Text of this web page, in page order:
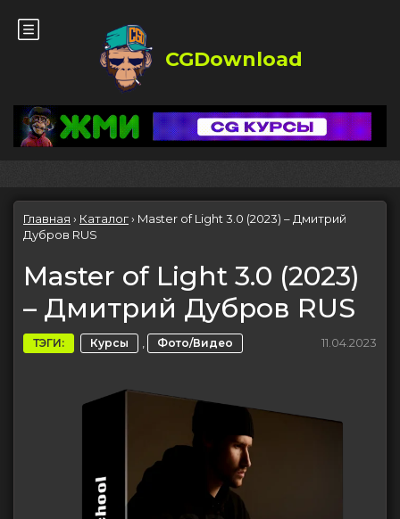
CGDownload
Главная › Каталог› Master of Light 3.0 (2023) – Дмитрий
Дубров RUS
Master of Light 3.0 (2023)
– Дмитрий Дубров RUS
ТЭГИ: Курсы , Фото/Видео 11.04.2023